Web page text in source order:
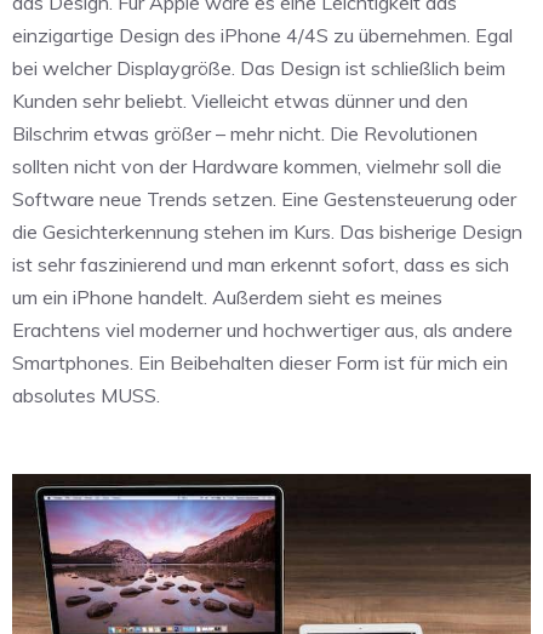
einzigartige Design des iPhone 4/4S zu übernehmen. Egal
bei welcher Displaygröße. Das Design ist schließlich beim
Kunden sehr beliebt. Vielleicht etwas dünner und den
Bilschrim etwas größer – mehr nicht. Die Revolutionen
sollten nicht von der Hardware kommen, vielmehr soll die
Software neue Trends setzen. Eine Gestensteuerung oder
die Gesichterkennung stehen im Kurs. Das bisherige Design
ist sehr faszinierend und man erkennt sofort, dass es sich
um ein iPhone handelt. Außerdem sieht es meines
Erachtens viel moderner und hochwertiger aus, als andere
Smartphones. Ein Beibehalten dieser Form ist für mich ein
absolutes MUSS.